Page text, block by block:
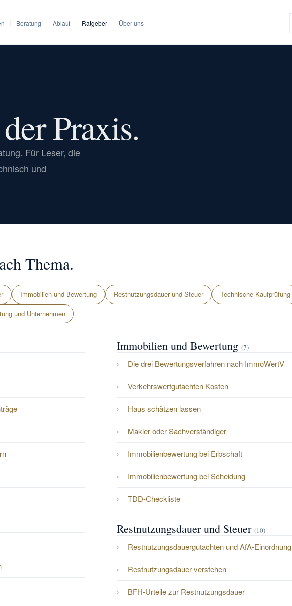
Beratung Ablauf Ratgeber Über uns
Praxis.
Für Leser, die
und
Thema.
Immobilien und Bewertung Restnutzungsdauer und Steuer
Technische Kaufprüfung
und Unternehmen
Immobilien und Bewertung (7)
Die drei Bewertungsverfahren nach ImmoWertV
Verkehrswertgutachten Kosten
Haus schätzen lassen
Makler oder Sachverständiger
Immobilienbewertung bei Erbschaft
Immobilienbewertung bei Scheidung
TDD-Checkliste
Restnutzungsdauer und Steuer (10)
Restnutzungsdauergutachten und AfA-Einordnung
Restnutzungsdauer verstehen
BFH-Urteile zur Restnutzungsdauer